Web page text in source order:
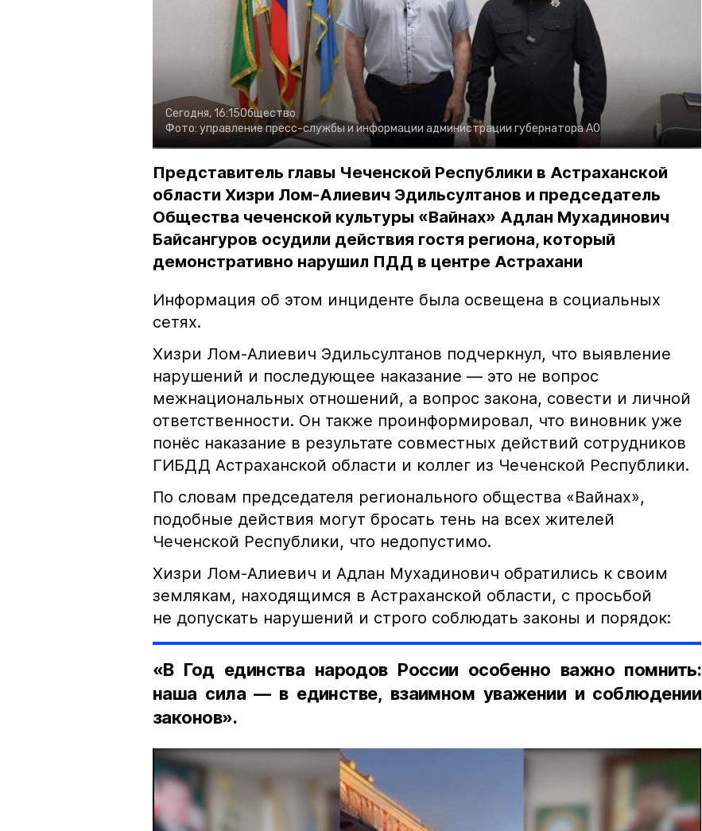
Сегодня, 16:15Общество
Фото: управление пресс-службы и информации администрации губернатора АО
Представитель главы Чеченской Республики в Астраханской
области Хизри Лом-Алиевич Эдильсултанов и председатель
Общества чеченской культуры «Вайнах» Адлан Мухадинович
Байсангуров осудили действия гостя региона, который
демонстративно нарушил ПДД в центре Астрахани
Информация об этом инциденте была освещена в социальных
сетях.
Хизри Лом-Алиевич Эдильсултанов подчеркнул, что выявление
нарушений и последующее наказание — это не вопрос
межнациональных отношений, а вопрос закона, совести и личной
ответственности. Он также проинформировал, что виновник уже
понёс наказание в результате совместных действий сотрудников
ГИБДД Астраханской области и коллег из Чеченской Республики.
По словам председателя регионального общества «Вайнах»,
подобные действия могут бросать тень на всех жителей
Чеченской Республики, что недопустимо.
Хизри Лом-Алиевич и Адлан Мухадинович обратились к своим
землякам, находящимся в Астраханской области, с просьбой
не допускать нарушений и строго соблюдать законы и порядок:
«В Год единства народов России особенно важно помнить:
наша сила — в единстве, взаимном уважении и соблюдении
законов».